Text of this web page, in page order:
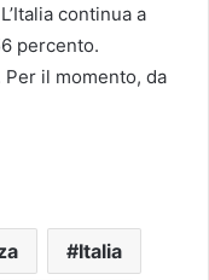
continua a
percento.
il momento, da
Italia